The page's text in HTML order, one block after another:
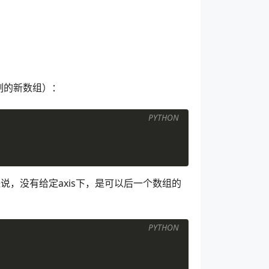
新数组）：
PYTHON
，没有给定axis下，是可以后一个数组的
PYTHON